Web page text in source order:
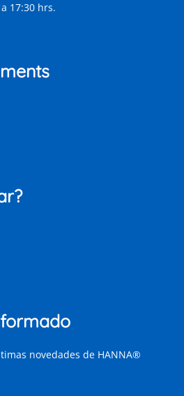
17:30 hrs.
novedades de HANNA®